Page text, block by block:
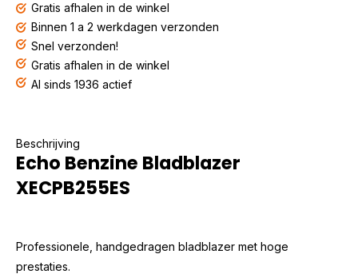
Gratis afhalen in de winkel
Binnen 1 a 2 werkdagen verzonden
Snel verzonden!
Gratis afhalen in de winkel
Al sinds 1936 actief
Beschrijving
Echo Benzine Bladblazer
XECPB255ES
Professionele, handgedragen bladblazer met hoge
prestaties.